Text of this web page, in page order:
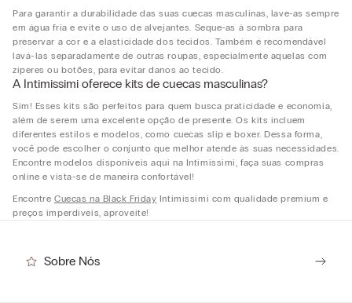
Para garantir a durabilidade das suas cuecas masculinas, lave-as sempre
em água fria e evite o uso de alvejantes. Seque-as à sombra para
preservar a cor e a elasticidade dos tecidos. Também é recomendável
lavá-las separadamente de outras roupas, especialmente aquelas com
zíperes ou botões, para evitar danos ao tecido.
A Intimissimi oferece kits de cuecas masculinas?
Sim! Esses kits são perfeitos para quem busca praticidade e economia,
além de serem uma excelente opção de presente. Os kits incluem
diferentes estilos e modelos, como cuecas slip e boxer. Dessa forma,
você pode escolher o conjunto que melhor atende às suas necessidades.
Encontre modelos disponíveis aqui na Intimissimi, faça suas compras
online e vista-se de maneira confortável!
EncontreCuecas na Black Friday Intimissimi com qualidade premium e
preços imperdíveis, aproveite!
Sobre Nós